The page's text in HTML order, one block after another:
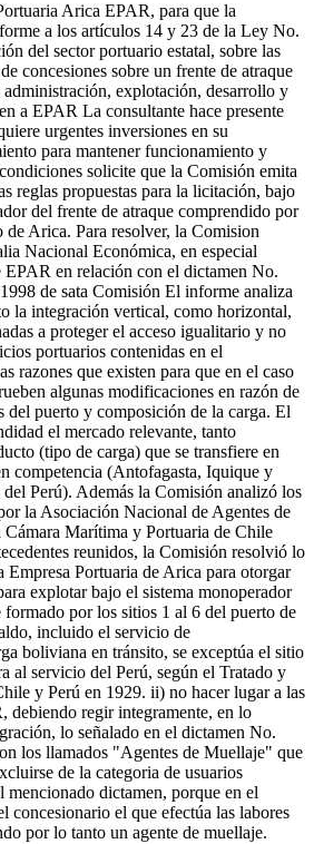
Arica EPAR, para que la
a los artículos 14 y 23 de la Ley No.
del sector portuario estatal, sobre las
concesiones sobre un frente de atraque
explotación, desarrollo y
a EPAR La consultante hace presente
urgentes inversiones en su
para mantener funcionamiento y
solicite que la Comisión emita
reglas propuestas para la licitación, bajo
del frente de atraque comprendido por
de Arica. Para resolver, la Comision
Nacional Económica, en especial
en relación con el dictamen No.
de sata Comisión El informe analiza
la integración vertical, como horizontal,
a proteger el acceso igualitario y no
portuarios contenidas en el
razones que existen para que en el caso
algunas modificaciones en razón de
del puerto y composición de la carga. El
el mercado relevante, tanto
(tipo de carga) que se transfiere en
competencia (Antofagasta, Iquique y
Perú). Además la Comisión analizó los
la Asociación Nacional de Agentes de
Marítima y Portuaria de Chile
reunidos, la Comisión resolvió lo
Portuaria de Arica para otorgar
explotar bajo el sistema monoperador
por los sitios 1 al 6 del puerto de
incluido el servicio de
boliviana en tránsito, se exceptúa el sitio
al servicio del Perú, según el Tratado y
y Perú en 1929. ii) no hacer lugar a las
debiendo regir integramente, en lo
lo señalado en el dictamen No.
los llamados "Agentes de Muellaje" que
de la categoria de usuarios
mencionado dictamen, porque en el
concesionario el que efectúa las labores
por lo tanto un agente de muellaje.